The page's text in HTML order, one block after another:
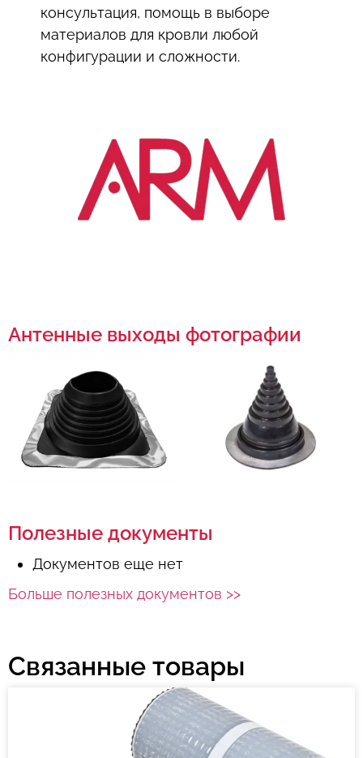
консультация, помощь в выборе
материалов для кровли любой
конфигурации и сложности.
Антенные выходы фотографии
Полезные документы
Документов еще нет
Больше полезных документов >>
Связанные товары